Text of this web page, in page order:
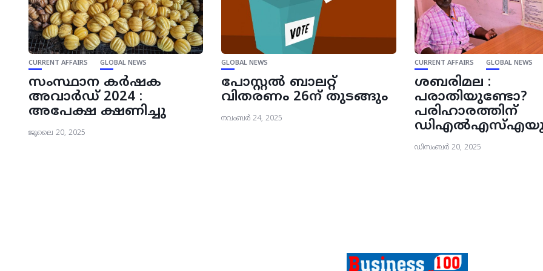
CURRENT AFFAIRS GLOBAL NEWS
സംസ്ഥാന കർഷക
അവാർഡ് 2024 :
അപേക്ഷ ക്ഷണിച്ചു
ജൂലൈ 20, 2025
GLOBAL NEWS
പോസ്റ്റൽ ബാലറ്റ്
വിതരണം 26ന് തുടങ്ങും
നവംബർ 24, 2025
CURRENT AFFAIRS GLOBAL NEWS
ശബരിമല :
പരാതിയുണ്ടോ?
പരിഹാരത്തിന്
ഡിസംബർ 20, 2025